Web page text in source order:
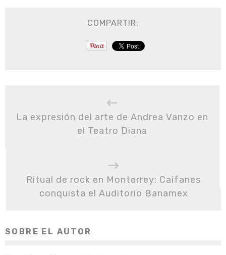
COMPARTIR:
La expresión del arte de Andrea Vanzo en
el Teatro Diana
Ritual de rock en Monterrey: Caifanes
conquista el Auditorio Banamex
SOBRE EL AUTOR